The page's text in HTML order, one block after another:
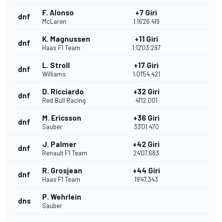
dnf F. Alonso
McLaren
+7 Giri
1:16'26.419
dnf K. Magnussen
Haas F1 Team
+11 Giri
1:12'03.297
dnf L. Stroll
Williams
+17 Giri
1:01'54.421
dnf D. Ricciardo
Red Bull Racing
+32 Giri
41'12.001
dnf M. Ericsson
Sauber
+36 Giri
33'01.470
dnf J. Palmer
Renault F1 Team
+42 Giri
24'07.683
dnf R. Grosjean
Haas F1 Team
+44 Giri
19'47.343
dns P. Wehrlein
Sauber